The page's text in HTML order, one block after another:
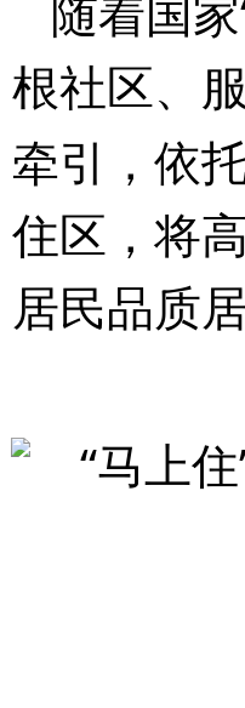
随着国家
根社区、
牵引，依
住区，将
居民品质